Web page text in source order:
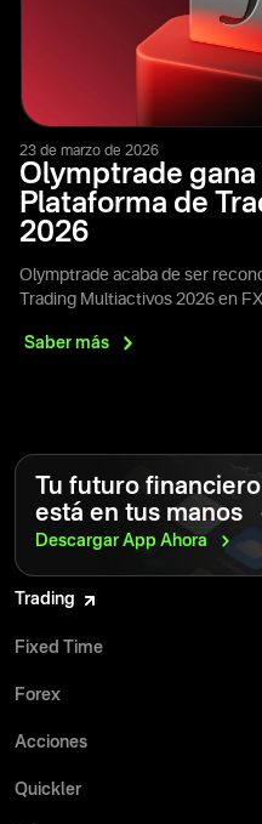
23 de marzo de 2026
Olymptrade gana
Plataforma de
2026
Olymptrade acaba de ser
Trading Multiactivos 2026 en
Sabermás
Tu futuro financiero
está en tus manos
Descargar App Ahora
Trading
Fixed Time
Forex
Acciones
Quickler